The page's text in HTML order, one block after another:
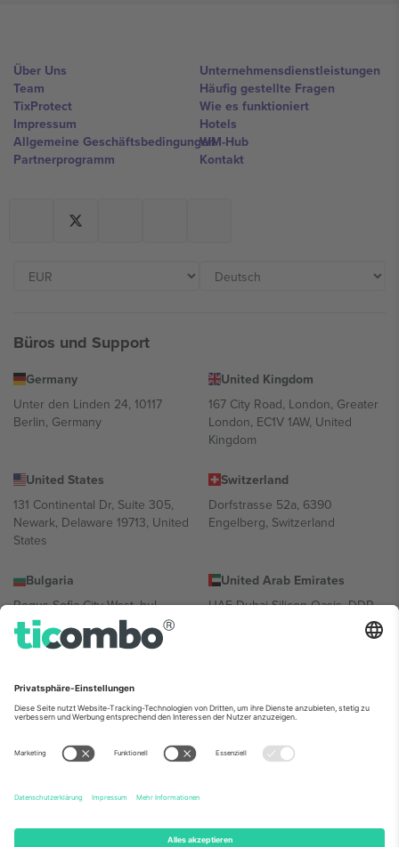
Über Uns
Team
TixProtect
Impressum
Allgemeine Geschäftsbedingungen
Partnerprogramm
Unternehmensdienstleistungen
Häufig gestellte Fragen
Wie es funktioniert
Hotels
WM-Hub
Kontakt
Büros und Support
Germany
Unter den Linden 24, 10117
Berlin, Germany
United Kingdom
167 City Road, London, Greater
London, EC1V 1AW, United
Kingdom
United States
131 Continental Dr, Suite 305,
Newark, Delaware 19713, United
States
Switzerland
Dorfstrasse 52a, 6390
Engelberg, Switzerland
Bulgaria
Regus Sofia City West, bul
Totleben 53-55, 1606 Sofia,
Bulgaria
United Arab Emirates
UAE Dubai Silicon Oasis, DDP
Building A1, Office 302, Dubai,
Mexico
Av Chapultepec 360, Roma
Norte, Cuauhtémoc, 06700
Ciudad de México, CDMX,
Mexico
Die juristische Person des Plattformanbieters kann je nach
Informationen finden Sie auf der jeweiligen Veranstaltungsseite, im